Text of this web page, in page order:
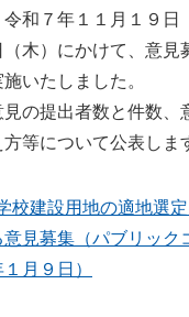
令和７年１１月１９日
（木）にかけて、意見
いたしました。
の提出者数と件数、
等について公表しま
校建設用地の適地選
見募集（パブリック
月９日）